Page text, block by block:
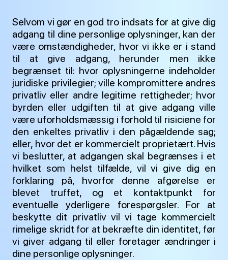
Selvom vi gør en god tro indsats for at give dig
adgang til dine personlige oplysninger, kan der
være omstændigheder, hvor vi ikke er i stand
til at give adgang, herunder men ikke
begrænset til: hvor oplysningerne indeholder
juridiske privilegier; ville kompromittere andres
privatliv eller andre legitime rettigheder; hvor
byrden eller udgiften til at give adgang ville
være uforholdsmæssig i forhold til risiciene for
den enkeltes privatliv i den pågældende sag;
eller, hvor det er kommercielt proprietært. Hvis
vi beslutter, at adgangen skal begrænses i et
hvilket som helst tilfælde, vil vi give dig en
forklaring på, hvorfor denne afgørelse er
blevet truffet, og et kontaktpunkt for
eventuelle yderligere forespørgsler. For at
beskytte dit privatliv vil vi tage kommercielt
rimelige skridt for at bekræfte din identitet, før
vi giver adgang til eller foretager ændringer i
dine personlige oplysninger.